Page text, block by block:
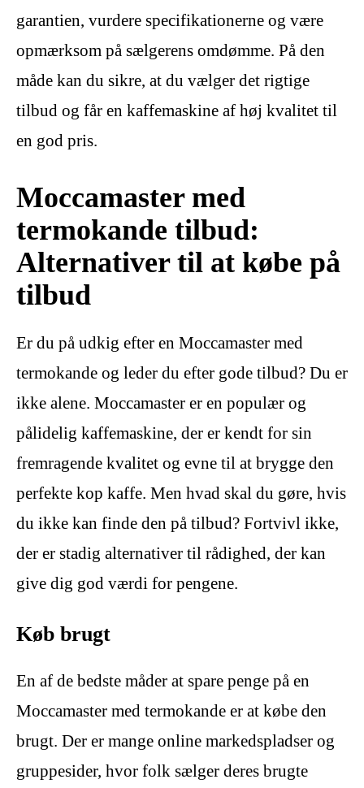
garantien, vurdere specifikationerne og være
opmærksom på sælgerens omdømme. På den
måde kan du sikre, at du vælger det rigtige
tilbud og får en kaffemaskine af høj kvalitet til
en god pris.
Moccamaster med
termokande tilbud:
Alternativer til at købe på
tilbud
Er du på udkig efter en Moccamaster med
termokande og leder du efter gode tilbud? Du er
ikke alene. Moccamaster er en populær og
pålidelig kaffemaskine, der er kendt for sin
fremragende kvalitet og evne til at brygge den
perfekte kop kaffe. Men hvad skal du gøre, hvis
du ikke kan finde den på tilbud? Fortvivl ikke,
der er stadig alternativer til rådighed, der kan
give dig god værdi for pengene.
Køb brugt
En af de bedste måder at spare penge på en
Moccamaster med termokande er at købe den
brugt. Der er mange online markedspladser og
gruppesider, hvor folk sælger deres brugte